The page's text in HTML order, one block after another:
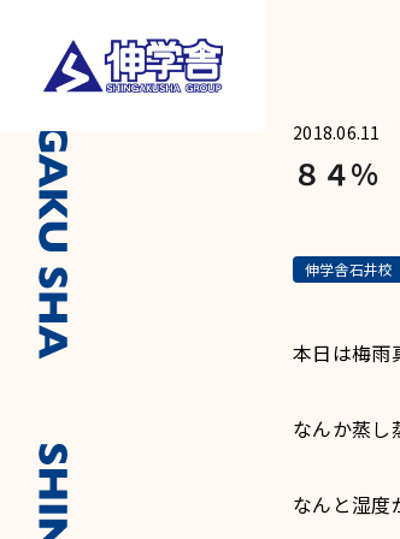
2018.06.11
８４%
伸学舎石井校
本日は梅雨
なんか蒸し
なんと湿度